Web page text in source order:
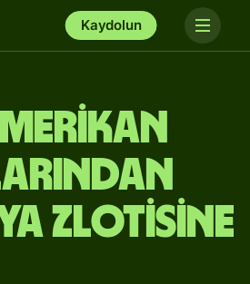
Kaydolun
zlotisine